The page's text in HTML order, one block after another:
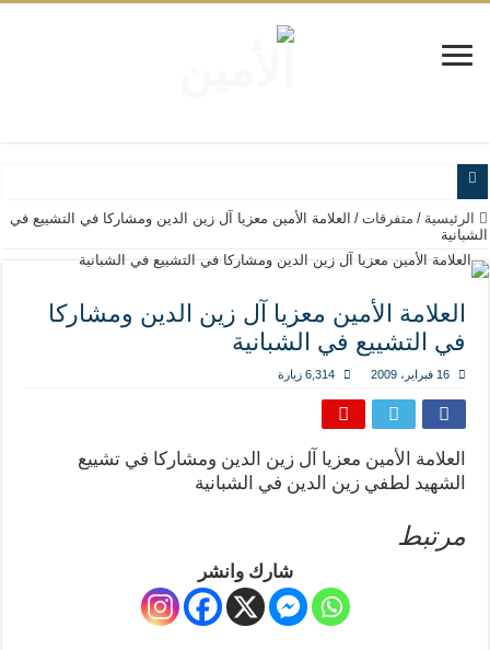
www.alamine.net
مواقف وآراء العلاّمة السيد علي الأمين من الأحداث والقضايا - اضغط للاطلاع
علاقات المذاهب والأديان لا يجوز أن تكون على حساب الأوطان
لن تحمينا مذاهبنا ولا طوائفنا ولا أحزابنا ولا جماعاتنا، بل الإنصهار الوطني والدولة
ليست المنفعة تأتي من إسلامية النّظام كما لا تأتي المضرة من مسيحية النظام
المتهاون بوطنه متهاون بدينه حتماً
نسج العلاقة مع الآخر تكون من خلال منظومة القيم و المبادئ الانسانية التي تجعل
الرئيسية / متفرقات / العلامة الأمين معزيا آل زين الدين ومشاركا في التشييع في
الشبانية
العلامة الأمين معزيا آل زين الدين ومشاركا
في التشييع في الشبانية
16 فبراير، 2009 6,314 زيارة
العلامة الأمين معزيا آل زين الدين ومشاركا في تشييع
الشهيد لطفي زين الدين في الشبانية
مرتبط
شارك وانشر